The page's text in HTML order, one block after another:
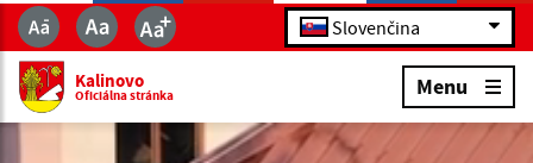
Slovenčina
Kalinovo
Oficiálna stránka Menu